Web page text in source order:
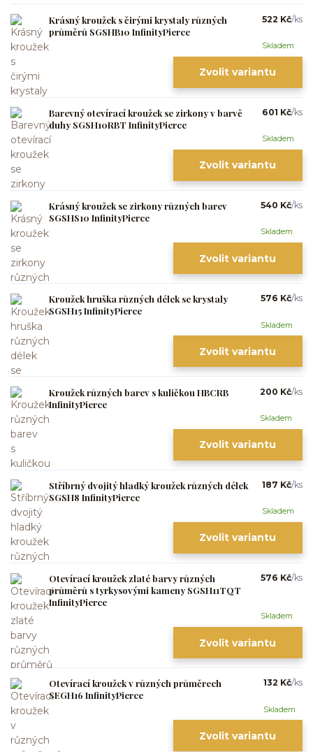
Krásný kroužek s čirými krystaly různých
průměrů SGSHB10 InfinityPierce
522 Kč/ks
Skladem
Zvolit variantu
Barevný otevírací kroužek se zirkony v barvě
duhy SGSH10RBT InfinityPierce
601 Kč/ks
Skladem
Zvolit variantu
Krásný kroužek se zirkony různých barev
SGSHS10 InfinityPierce
540 Kč/ks
Skladem
Zvolit variantu
Kroužek hruška různých délek se krystaly
SGSH15 InfinityPierce
576 Kč/ks
Skladem
Zvolit variantu
Kroužek různých barev s kuličkou HBCRB
InfinityPierce
200 Kč/ks
Skladem
Zvolit variantu
Stříbrný dvojitý hladký kroužek různých délek
SGSH8 InfinityPierce
187 Kč/ks
Skladem
Zvolit variantu
Otevírací kroužek zlaté barvy různých
průměrů s tyrkysovými kameny SGSH11TQT
InfinityPierce
576 Kč/ks
Skladem
Zvolit variantu
Otevírací kroužek v různých průměrech
SEGH16 InfinityPierce
132 Kč/ks
Skladem
Zvolit variantu